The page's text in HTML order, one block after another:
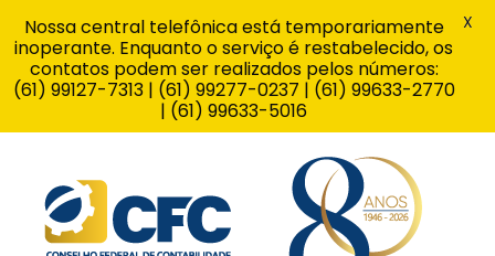
Nossa central telefônica está temporariamente
inoperante. Enquanto o serviço é restabelecido, os
contatos podem ser realizados pelos números:
(61) 99127-7313 | (61) 99277-0237 | (61) 99633-2770
| (61) 99633-5016
X